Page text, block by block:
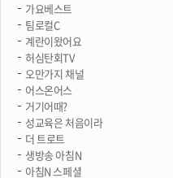
가요베스트
팀로컬C
계란이왔어요
허심탄회TV
오만가지 채널
어스온어스
거기어때?
성교육은 처음이라
더 트로트
생방송 아침N
아침N 스페셜